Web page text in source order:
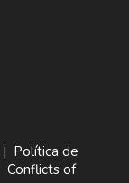
| Política de
Conflicts of